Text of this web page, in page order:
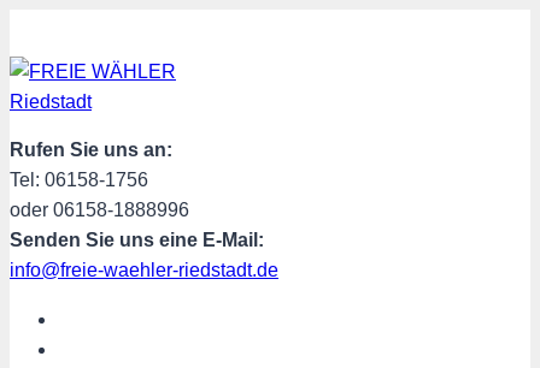
Inhalt
springen
Rufen Sie uns an:
Tel: 06158-1756
oder 06158-1888996
Senden Sie uns eine E-Mail:
info@freie-waehler-riedstadt.de